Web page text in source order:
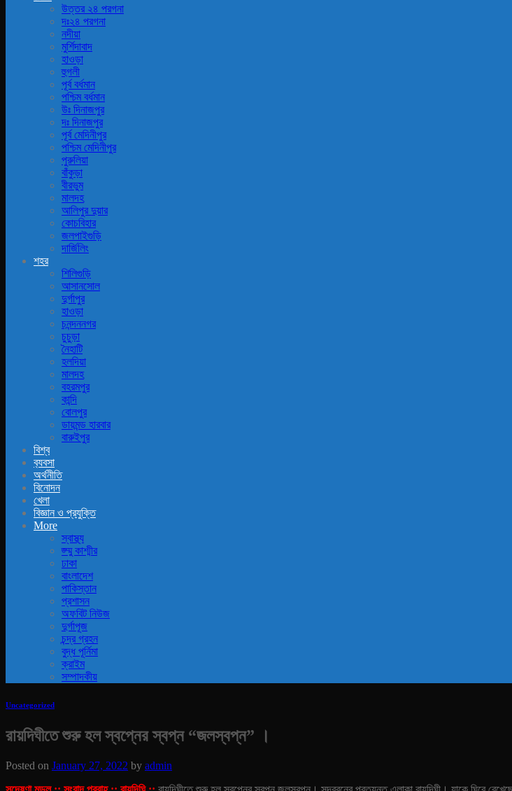
উত্তর ২৪ পরগনা
দঃ২৪ পরগনা
নদীয়া
মুর্শিদাবাদ
হাওড়া
হুগলী
পূর্ব বর্ধমান
পশ্চিম বর্ধমান
উঃ দিনাজপুর
দঃ দিনাজপুর
পূর্ব মেদিনীপুর
পশ্চিম মেদিনীপুর
পুরুলিয়া
বাঁকুড়া
বীরভুম
মালদহ
আলিপুর দুয়ার
কোচবিহার
জলপাইগুড়ি
দার্জিলিং
শহর
শিলিগুড়ি
আসানসোল
দুর্গাপুর
হাওড়া
চনন্দননগর
চুচুড়া
নৈহাটি
হলদিয়া
মালদহ
বহরমপুর
কান্দি
বোলপুর
ডায়মন্ড হারবার
বারুইপুর
বিশ্ব
ব‍্যবসা
অর্থনীতি
বিনোদন
খেলা
বিজ্ঞান ও প্রযুক্তি
More
স্বাস্থ্য
জ্ম্মু কাশ্মীর
ঢাকা
বাংলাদেশ
পাকিস্তান
প্রশাসন
অফবিট নিউজ
দুর্গাপূজ
চন্দ্র গ্রহন
বুদ্ধ পূর্নিমা
ক্রাইম
সম্পাদকীয়
Uncategorized
রায়দিঘীতে শুরু হল স্বপ্নের স্বপ্ন “জলস্বপ্ন” ।
Posted on January 27, 2022 by admin